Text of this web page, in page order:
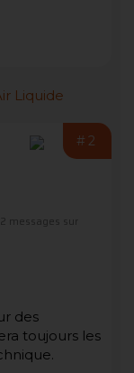
#2
messages sur
des
toujours les